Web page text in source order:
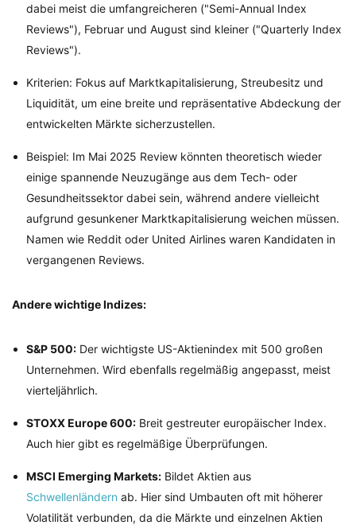
dabei meist die umfangreicheren ("Semi-Annual Index
Reviews"), Februar und August sind kleiner ("Quarterly Index
Reviews").
Kriterien: Fokus auf Marktkapitalisierung, Streubesitz und
Liquidität, um eine breite und repräsentative Abdeckung der
entwickelten Märkte sicherzustellen.
Beispiel: Im Mai 2025 Review könnten theoretisch wieder
einige spannende Neuzugänge aus dem Tech- oder
Gesundheitssektor dabei sein, während andere vielleicht
aufgrund gesunkener Marktkapitalisierung weichen müssen.
Namen wie Reddit oder United Airlines waren Kandidaten in
vergangenen Reviews.
Andere wichtige Indizes:
S&P 500: Der wichtigste US-Aktienindex mit 500 großen
Unternehmen. Wird ebenfalls regelmäßig angepasst, meist
vierteljährlich.
STOXX Europe 600: Breit gestreuter europäischer Index.
Auch hier gibt es regelmäßige Überprüfungen.
MSCI Emerging Markets: Bildet Aktien aus
Schwellenländern ab. Hier sind Umbauten oft mit höherer
Volatilität verbunden, da die Märkte und einzelnen Aktien